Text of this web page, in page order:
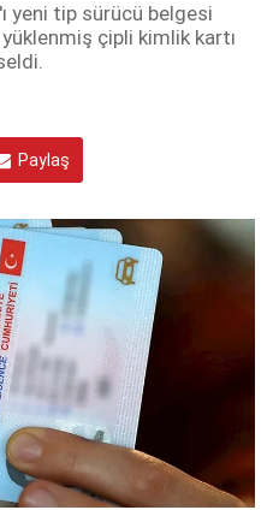
yeni tip sürücü belgesi
çipli kimlik kartı
Paylaş